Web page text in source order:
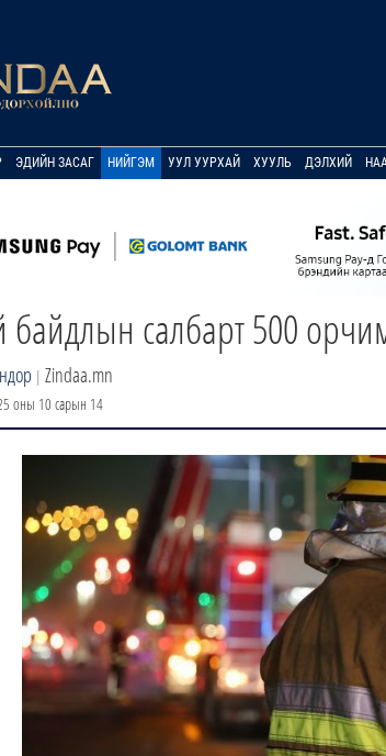
ЭДИЙН ЗАСАГ НИЙГЭМ УУЛ УУРХАЙ ХУУЛЬ ДЭЛХИЙ
салбарт 500
| Zindaa.mn
оны 10 сарын 14